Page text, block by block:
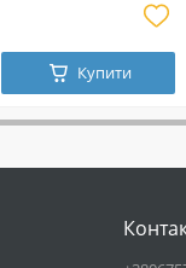
Купити